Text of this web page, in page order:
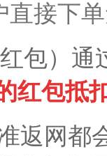
直接下
包）通
红包抵
返网都